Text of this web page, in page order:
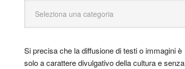
Si precisa che la diffusione di testi o immagini è
solo a carattere divulgativo della cultura e senza